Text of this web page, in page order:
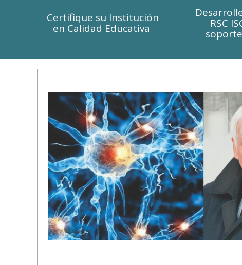
Certifique su Institución
en Calidad Educativa
RSC